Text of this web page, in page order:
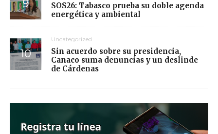
SOS26: Tabasco prueba su doble agenda
energética y ambiental
Uncategorized
Sin acuerdo sobre su presidencia,
Canaco suma denuncias y un deslinde
de Cárdenas